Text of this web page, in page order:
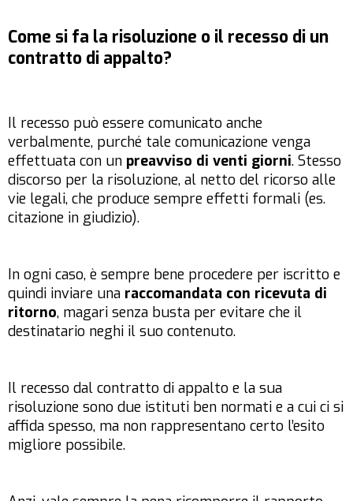
Come si fa la risoluzione o il recesso di un
contratto di appalto?
Il recesso può essere comunicato anche
verbalmente, purché tale comunicazione venga
effettuata con un preavviso di venti giorni. Stesso
discorso per la risoluzione, al netto del ricorso alle
vie legali, che produce sempre effetti formali (es.
citazione in giudizio).
In ogni caso, è sempre bene procedere per iscritto e
quindi inviare una raccomandata con ricevuta di
ritorno, magari senza busta per evitare che il
destinatario neghi il suo contenuto.
Il recesso dal contratto di appalto e la sua
risoluzione sono due istituti ben normati e a cui ci si
affida spesso, ma non rappresentano certo l’esito
migliore possibile.